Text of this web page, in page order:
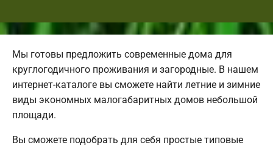
Мы готовы предложить современные дома для
круглогодичного проживания и загородные. В нашем
интернет-каталоге вы сможете найти летние и зимние
виды экономных малогабаритных домов небольшой
площади.
Вы сможете подобрать для себя простые типовые